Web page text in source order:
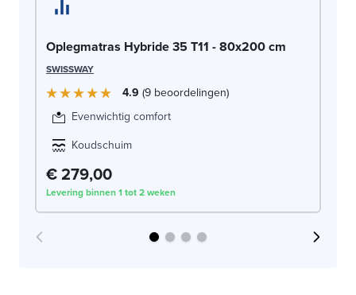
Oplegmatras Hybride 35 T11 - 80x200 cm
SWISSWAY
4.9 9 beoordelingen
Evenwichtig comfort
Koudschuim
€ 279,00
Levering binnen 1 tot 2 weken